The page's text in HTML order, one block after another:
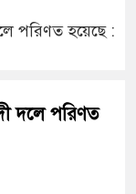
পরিণত হয়েছে :
দলে পরিণত